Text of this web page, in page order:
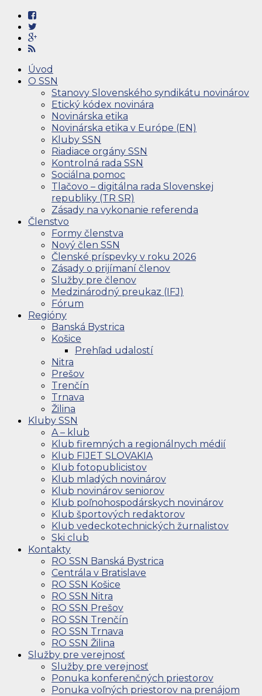
Úvod
O SSN
Stanovy Slovenského syndikátu novinárov
Etický kódex novinára
Novinárska etika
Novinárska etika v Európe (EN)
Kluby SSN
Riadiace orgány SSN
Kontrolná rada SSN
Sociálna pomoc
Tlačovo – digitálna rada Slovenskej
republiky (TR SR)
Zásady na vykonanie referenda
Členstvo
Formy členstva
Nový člen SSN
Členské príspevky v roku 2026
Zásady o prijímaní členov
Služby pre členov
Medzinárodný preukaz (IFJ)
Fórum
Regióny
Banská Bystrica
Košice
Prehľad udalostí
Nitra
Prešov
Trenčín
Trnava
Žilina
Kluby SSN
A – klub
Klub firemných a regionálnych médií
Klub FIJET SLOVAKIA
Klub fotopublicistov
Klub mladých novinárov
Klub novinárov seniorov
Klub poľnohospodárskych novinárov
Klub športových redaktorov
Klub vedeckotechnických žurnalistov
Ski club
Kontakty
RO SSN Banská Bystrica
Centrála v Bratislave
RO SSN Košice
RO SSN Nitra
RO SSN Prešov
RO SSN Trenčín
RO SSN Trnava
RO SSN Žilina
Služby pre verejnosť
Služby pre verejnosť
Ponuka konferenčných priestorov
Ponuka voľných priestorov na prenájom